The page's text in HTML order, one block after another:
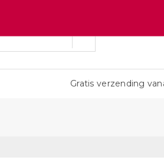
Gratis verzending